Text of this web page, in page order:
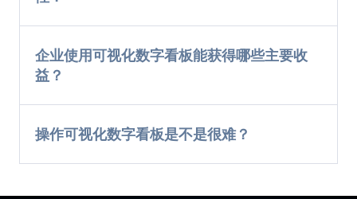
企业使用可视化数字看板能获得哪些主要收
益？
操作可视化数字看板是不是很难？